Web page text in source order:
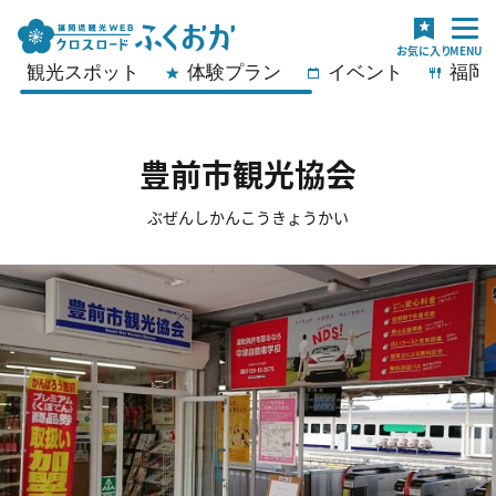
観光スポット 体験プラン イベント 福岡
豊前市観光協会
ぶぜんしかんこうきょうかい